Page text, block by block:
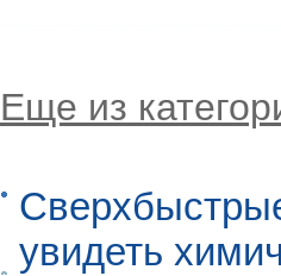
Еще из
увидеть